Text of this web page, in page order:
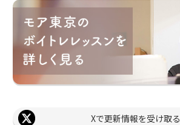
Xで更新情報を受け取る